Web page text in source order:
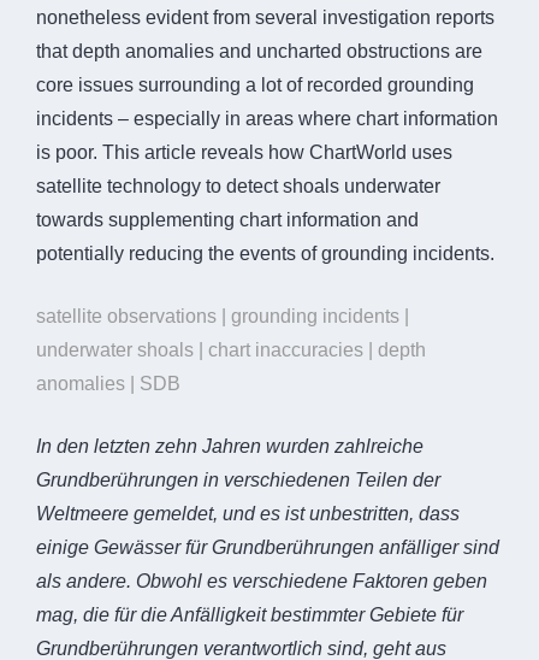
nonetheless evident from several investigation reports
that depth anomalies and uncharted obstructions are
core issues surrounding a lot of recorded grounding
incidents – especially in areas where chart information
is poor. This article reveals how ChartWorld uses
satellite technology to detect shoals underwater
towards supplementing chart information and
potentially reducing the events of grounding incidents.
satellite observations | grounding incidents |
underwater shoals | chart inaccuracies | depth
anomalies | SDB
In den letzten zehn Jahren wurden zahlreiche
Grundberührungen in verschiedenen Teilen der
Weltmeere gemeldet, und es ist unbestritten, dass
einige Gewässer für Grundberührungen anfälliger sind
als andere. Obwohl es verschiedene Faktoren geben
mag, die für die Anfälligkeit bestimmter Gebiete für
Grundberührungen verantwortlich sind, geht aus